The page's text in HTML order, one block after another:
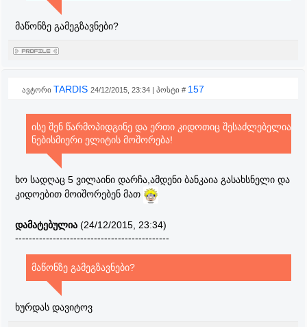
მაწონზე გამეგზავნები?
ავტორი TARDIS 24/12/2015, 23:34 | პოსტი # 157
ისე შენ წარმოპიდგინე და ერთი კიდოთიც შესაძლებელია
ნებისმიერი ელიტის მოშორება!
ხო სადღაც 5 ვილაინი დარჩა,ამდენი ბანკაია გასახსნელი და
კიდოებით მოიშორებენ მათ
დამატებულია (24/12/2015, 23:34)
---------------------------------------------
მაწონზე გამეგზავნები?
ხურდას დავიტოვ